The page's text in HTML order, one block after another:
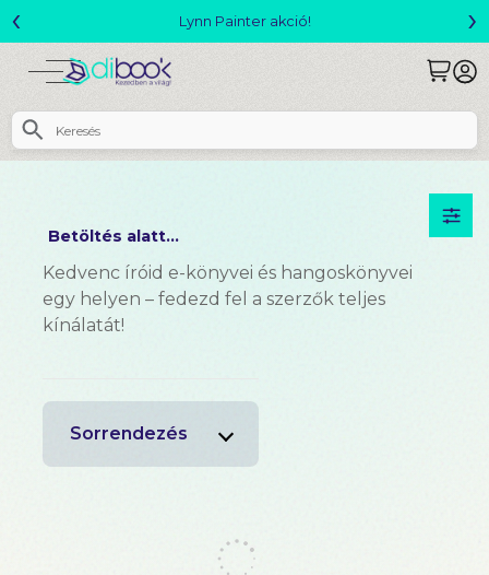
Megjelent! L. J. Shen: Legvadabb álmaimban
‹ ›
Betöltés alatt...
Kedvenc íróid e-könyvei és hangoskönyvei
egy helyen – fedezd fel a szerzők teljes
kínálatát!
Sorrendezés